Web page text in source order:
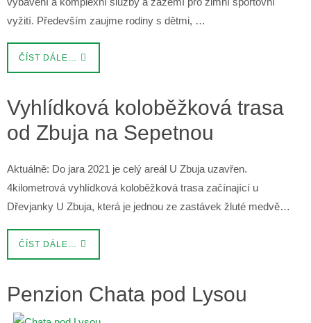
vyžití. Především zaujme rodiny s dětmi, …
ČÍST DÁLE…
Vyhlídková koloběžková trasa
od Zbuja na Sepetnou
Aktuálně: Do jara 2021 je celý areál U Zbuja uzavřen.
4kilometrová vyhlídková koloběžková trasa začínající u
Dřevjanky U Zbuja, která je jednou ze zastávek žluté medvě…
ČÍST DÁLE…
Penzion Chata pod Lysou